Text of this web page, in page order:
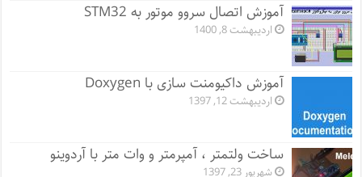
آموزش اتصال سروو موتور به STM32
اردیبهشت 8, 1400
آموزش داکیومنت سازی با Doxygen
اردیبهشت 12, 1397
ساخت ولتمتر ، آمپرمتر و وات متر با آردوینو
شهریور 23, 1397